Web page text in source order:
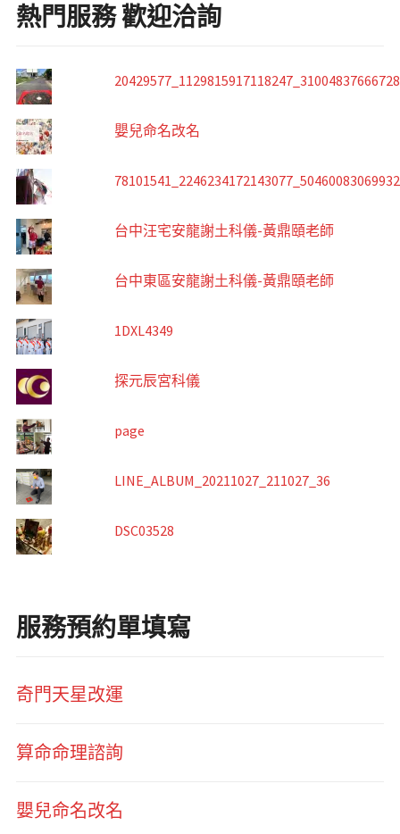
熱門服務 歡迎洽詢
嬰兒命名改名
台中汪宅安龍謝土科儀-黃鼎頤老師
台中東區安龍謝土科儀-黃鼎頤老師
1DXL4349
探元辰宮科儀
page
LINE_ALBUM_20211027_211027_36
DSC03528
服務預約單填寫
奇門天星改運
算命命理諮詢
嬰兒命名改名